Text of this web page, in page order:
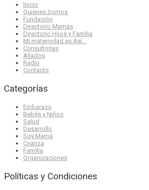
Inicio
Quienes Somos
Fundación
Directorio Mamás
Directorio Hijos y Familia
Mi maternidad es Así…
Consultorías
Aliados
Radio
Contacto
Categorías
Embarazo
Bebés y Niños
Salud
Desarrollo
Soy Mamá
Crianza
Familia
Organizaciones
Políticas y Condiciones